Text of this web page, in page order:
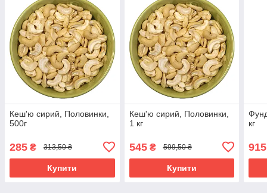
Кеш'ю сирий, Половинки,
500г
285 ₴ 313,50 ₴
Купити
Кеш'ю сирий, Половинки,
1 кг
545₴ 599,50 ₴
Купити
кг
915